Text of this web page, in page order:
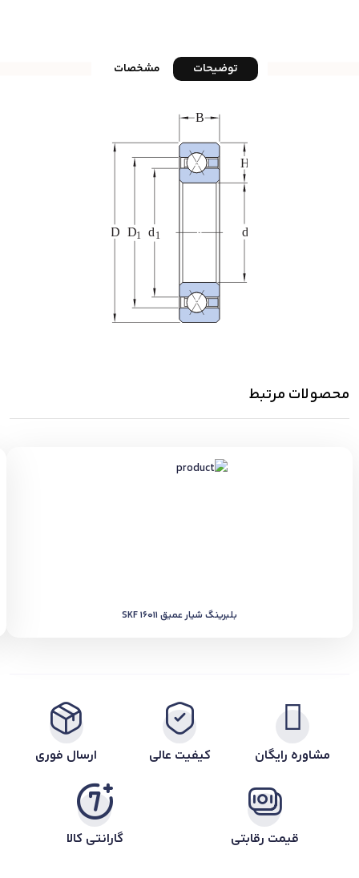
توضیحات مشخصات
محصولات مرتبط
بلبرینگ شیار عمیق SKF 16011
مشاوره رایگان کیفیت عالی ارسال فوری
قیمت رقابتی گارانتی کالا